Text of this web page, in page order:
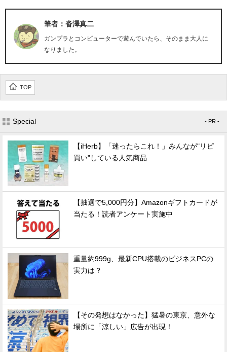
筆者：沓澤真二
ガンプラとコンピューターで遊んでいたら、そのまま大人に
なりました。
TOP
Special - PR -
【iHerb】「迷ったらこれ！」みんなが"リピ
買い"している人気商品
【抽選で5,000円分】Amazonギフトカードが
当たる！読者アンケート実施中
重量約999g、最新CPU搭載のビジネスPCの
実力は？
【その発想はなかった】猛暑の東京、意外な
場所に「涼しい」広告が出現！